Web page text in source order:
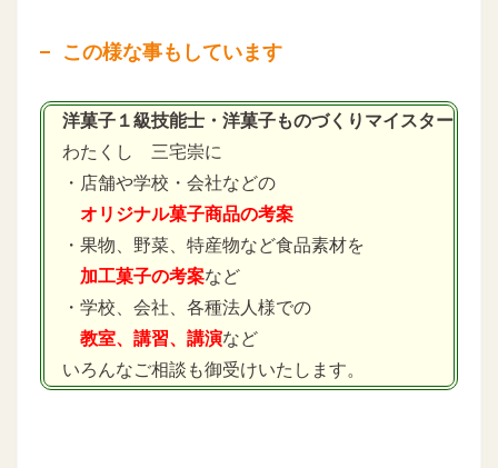
この様な事もしています
洋菓子１級技能士・洋菓子ものづくりマイスター
わたくし 三宅崇に
・店舗や学校・会社などの
オリジナル菓子商品の考案
・果物、野菜、特産物など食品素材を
加工菓子の考案など
・学校、会社、各種法人様での
教室、講習、講演など
いろんなご相談も御受けいたします。